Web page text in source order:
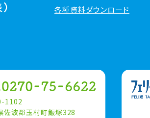
各種資料ダウンロード
1102
佐波郡玉村町飯塚328